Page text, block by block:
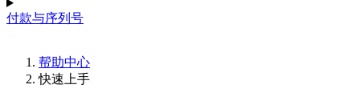
付款与序列号
帮助中心
快速上手